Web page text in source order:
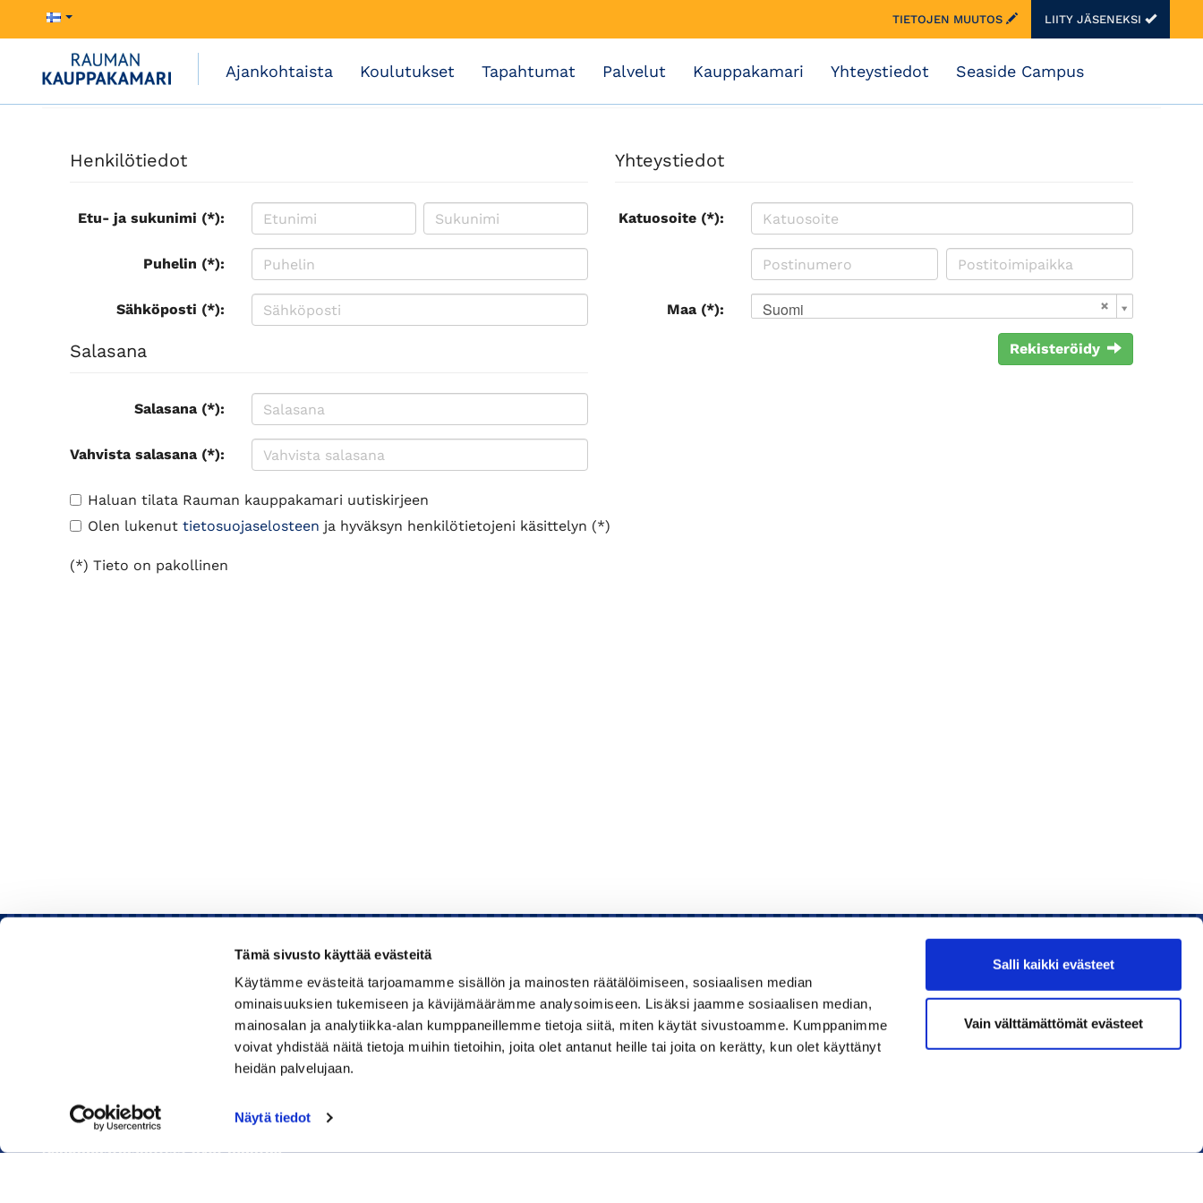
Tämä sivusto käyttää evästeitä
Käytämme evästeitä tarjoamamme sisällön ja mainosten räätälöimiseen, sosiaalisen median
ominaisuuksien tukemiseen ja kävijämäärämme analysoimiseen. Lisäksi jaamme sosiaalisen median,
mainosalan ja analytiikka-alan kumppaneillemme tietoja siitä, miten käytät sivustoamme. Kumppanimme
voivat yhdistää näitä tietoja muihin tietoihin, joita olet antanut heille tai joita on kerätty, kun olet käyttänyt
heidän palvelujaan.
Näytä tiedot
Salli kaikki evästeet
Vain välttämättömät evästeet
TIETOJEN MUUTOS LIITY JÄSENEKSI
Ajankohtaista Koulutukset Tapahtumat Palvelut Kauppakamari Yhteystiedot Seaside Campus
Henkilötiedot
Etu- ja sukunimi (*):
Puhelin (*):
Sähköposti (*):
Salasana
Salasana (*):
Vahvista salasana (*):
Yhteystiedot
Katuosoite (*):
Maa (*): Suomi
Rekisteröidy
Haluan tilata Rauman kauppakamari uutiskirjeen
Olen lukenut tietosuojaselosteen ja hyväksyn henkilötietojeni käsittelyn (*)
(*) Tieto on pakollinen
Rauman kauppakamari
Huom! Vientikaupan asiakirjoihin liittyvät kyselyt
040 1828 268(Heini Yli-Antola)
Sähköpostiosoitteet ovat muotoa
Kauppakamari
Koulutukset ja tapahtumat
Liity jäseneksi